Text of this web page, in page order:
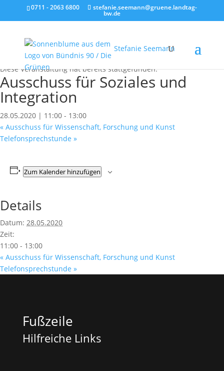
0711 - 2063 6800 stefanie.seemann@gruene.landtag-
bw.de
Stefanie Seemann
« Alle Veranstaltungen
Diese Veranstaltung hat bereits stattgefunden.
Ausschuss für Soziales und
Integration
28.05.2020 | 11:00 - 13:00
« Ausschuss für Wissenschaft, Forschung und Kunst
Telefonsprechstunde »
Zum Kalender hinzufügen
Details
Datum: 28.05.2020
Zeit:
11:00 - 13:00
« Ausschuss für Wissenschaft, Forschung und Kunst
Telefonsprechstunde »
Fußzeile
Hilfreiche Links